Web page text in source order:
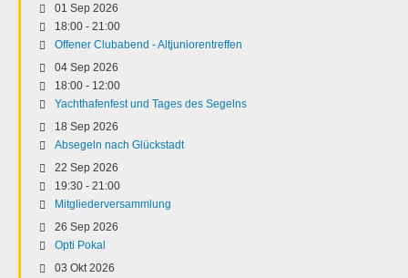
01 Sep 2026
18:00 - 21:00
Offener Clubabend - Altjuniorentreffen
04 Sep 2026
18:00 - 12:00
Yachthafenfest und Tages des Segelns
18 Sep 2026
Absegeln nach Glückstadt
22 Sep 2026
19:30 - 21:00
Mitgliederversammlung
26 Sep 2026
Opti Pokal
03 Okt 2026